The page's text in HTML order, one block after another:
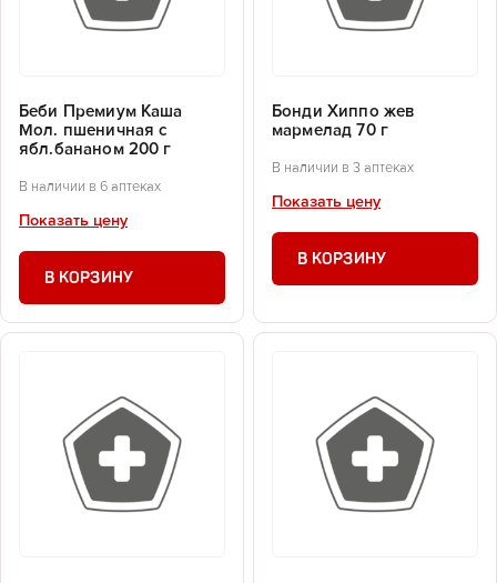
Беби Премиум Каша
Мол. пшеничная с
ябл.бананом 200 г
В наличии в 6 аптеках
Показать цену
В КОРЗИНУ
Бонди Хиппо жев
мармелад 70 г
В наличии в 3 аптеках
Показать цену
В КОРЗИНУ